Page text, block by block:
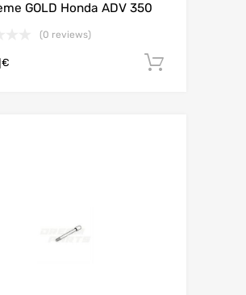
GOLD Honda ADV 350
(0 reviews)
€